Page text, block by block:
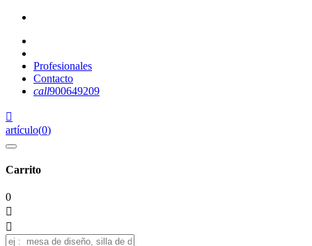
Profesionales
Contacto
call900649209

artículo(0)
Carrito
0

